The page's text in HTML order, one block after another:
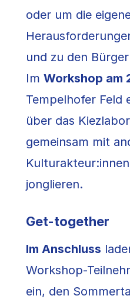
oder um die
und zu den
Im Workshop am
Tempelhofer Feld
über das
gemeinsam mit
jonglieren.
Get-together
Im Anschluss
Workshop-
ein, den